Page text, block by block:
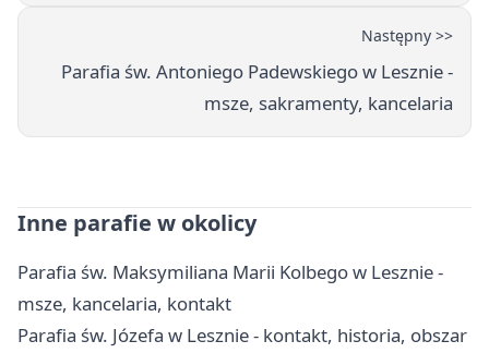
Następny >>
Parafia św. Antoniego Padewskiego w Lesznie -
msze, sakramenty, kancelaria
Inne parafie w okolicy
Parafia św. Maksymiliana Marii Kolbego w Lesznie -
msze, kancelaria, kontakt
Parafia św. Józefa w Lesznie - kontakt, historia, obszar